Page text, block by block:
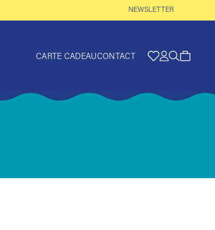
NEWSLETTER
CARTE CADEAUCONTACT